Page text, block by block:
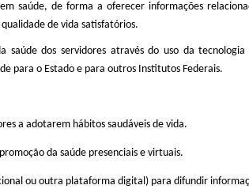
saúde, de forma a oferecer informações
de vida satisfatórios.
saúde dos servidores através do uso da
para o Estado e para outros Institutos Federais.
a adotarem hábitos saudáveis de vida.
da saúde presenciais e virtuais.
ou outra plataforma digital) para difundir